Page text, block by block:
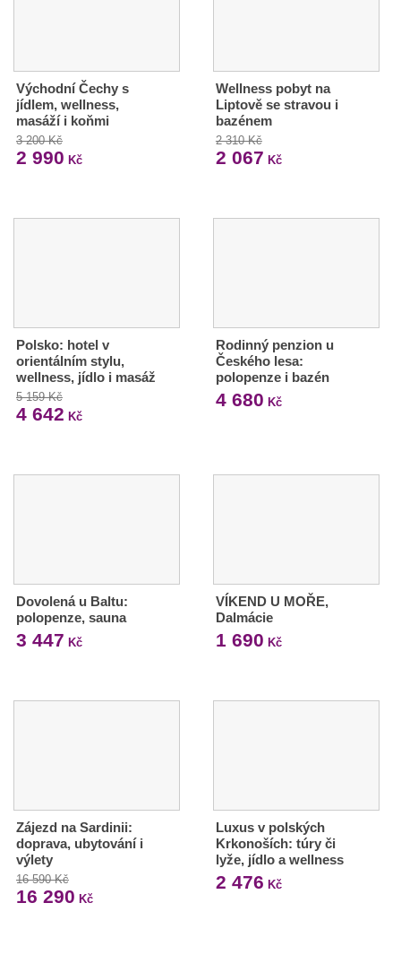
Východní Čechy s
jídlem, wellness,
masáží i koňmi
3 200 Kč
2 990 Kč
Wellness pobyt na
Liptově se stravou i
bazénem
2 310 Kč
2 067 Kč
Polsko: hotel v
orientálním stylu,
wellness, jídlo i masáž
5 159 Kč
4 642 Kč
Rodinný penzion u
Českého lesa:
polopenze i bazén
4 680 Kč
Dovolená u Baltu:
polopenze, sauna
3 447 Kč
VÍKEND U MOŘE,
Dalmácie
1 690 Kč
Zájezd na Sardinii:
doprava, ubytování i
výlety
16 590 Kč
16 290 Kč
Luxus v polských
Krkonoších: túry či
lyže, jídlo a wellness
2 476 Kč